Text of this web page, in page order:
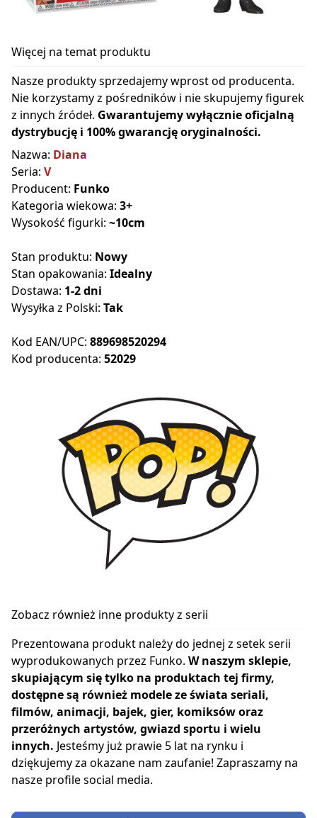
Więcej na temat produktu
Nasze produkty sprzedajemy wprost od producenta.
Nie korzystamy z pośredników i nie skupujemy figurek
z innych źródeł. Gwarantujemy wyłącznie oficjalną
dystrybucję i 100% gwarancję oryginalności.
Nazwa: Diana
Seria: V
Producent: Funko
Kategoria wiekowa: 3+
Wysokość figurki: ~10cm
Stan produktu: Nowy
Stan opakowania: Idealny
Dostawa: 1-2 dni
Wysyłka z Polski: Tak
Kod EAN/UPC: 889698520294
Kod producenta: 52029
Zobacz również inne produkty z serii
Prezentowana produkt należy do jednej z setek serii
wyprodukowanych przez Funko. W naszym sklepie,
skupiającym się tylko na produktach tej firmy,
dostępne są również modele ze świata seriali,
filmów, animacji, bajek, gier, komiksów oraz
przeróżnych artystów, gwiazd sportu i wielu
innych. Jesteśmy już prawie 5 lat na rynku i
dziękujemy za okazane nam zaufanie! Zapraszamy na
nasze profile social media.